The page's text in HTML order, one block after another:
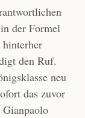
der Formel
hinterher
den Ruf.
neu
das zuvor